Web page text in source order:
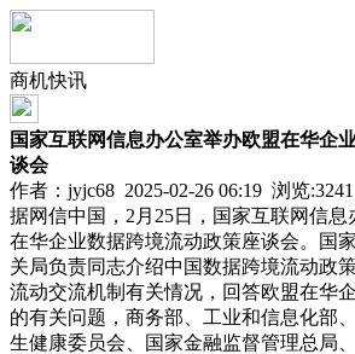
商机快讯
国家互联网信息办公室举办欧盟在华企
谈会
作者：jyjc68 2025-02-26 06:19 浏览:3241
据网信中国，2月25日，国家互联网信
在华企业数据跨境流动政策座谈会。国
关局负责同志介绍中国数据跨境流动政
流动交流机制有关情况，回答欧盟在华
的有关问题，商务部、工业和信息化部
生健康委员会、国家金融监督管理总局